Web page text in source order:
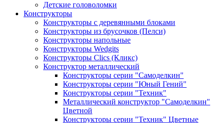
Детские головоломки
Конструкторы
Конструкторы с деревянными блоками
Конструкторы из брусочков (Пелси)
Конструкторы напольные
Конструкторы Wedgits
Конструкторы Clics (Кликс)
Конструктор металлический
Конструкторы серии "Самоделкин"
Конструкторы серии "Юный Гений"
Конструкторы серии "Техник"
Металлический конструктор "Самоделкин"
Цветной
Конструкторы серии "Техник" Цветные